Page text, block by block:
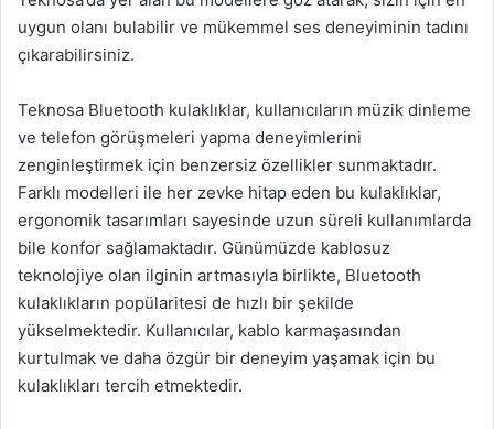
uygun olanı bulabilir ve mükemmel ses deneyiminin tadını
çıkarabilirsiniz.
Teknosa Bluetooth kulaklıklar, kullanıcıların müzik dinleme
ve telefon görüşmeleri yapma deneyimlerini
zenginleştirmek için benzersiz özellikler sunmaktadır.
Farklı modelleri ile her zevke hitap eden bu kulaklıklar,
ergonomik tasarımları sayesinde uzun süreli kullanımlarda
bile konfor sağlamaktadır. Günümüzde kablosuz
teknolojiye olan ilginin artmasıyla birlikte, Bluetooth
kulaklıkların popülaritesi de hızlı bir şekilde
yükselmektedir. Kullanıcılar, kablo karmaşasından
kurtulmak ve daha özgür bir deneyim yaşamak için bu
kulaklıkları tercih etmektedir.